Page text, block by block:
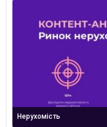
Нерухомість